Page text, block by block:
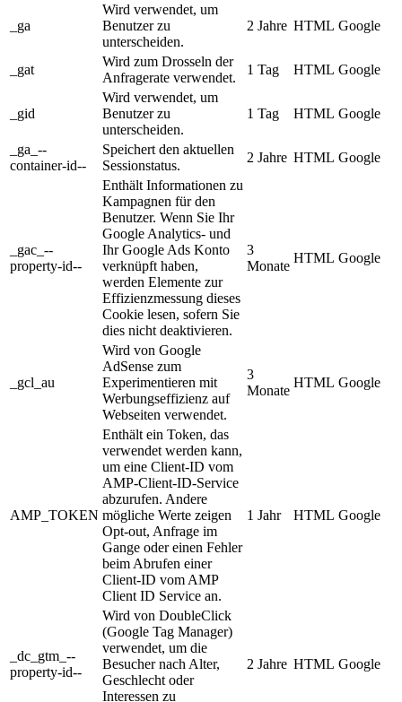
_ga
Wird verwendet, um
Benutzer zu
unterscheiden.
2 Jahre HTML Google
_gat
Wird zum Drosseln der
Anfragerate verwendet.
1 Tag HTML Google
_gid
Wird verwendet, um
Benutzer zu
unterscheiden.
1 Tag HTML Google
_ga_--
container-id--
Speichert den aktuellen
Sessionstatus.
2 Jahre HTML Google
_gac_--
property-id--
Enthält Informationen zu
Kampagnen für den
Benutzer. Wenn Sie Ihr
Google Analytics- und
Ihr Google Ads Konto
verknüpft haben,
werden Elemente zur
Effizienzmessung dieses
Cookie lesen, sofern Sie
dies nicht deaktivieren.
3
Monate
HTML Google
_gcl_au
Wird von Google
AdSense zum
Experimentieren mit
Werbungseffizienz auf
Webseiten verwendet.
3
Monate
HTML Google
AMP_TOKEN
Enthält ein Token, das
verwendet werden kann,
um eine Client-ID vom
AMP-Client-ID-Service
abzurufen. Andere
mögliche Werte zeigen
Opt-out, Anfrage im
Gange oder einen Fehler
beim Abrufen einer
Client-ID vom AMP
Client ID Service an.
1 Jahr HTML Google
_dc_gtm_--
property-id--
Wird von DoubleClick
(Google Tag Manager)
verwendet, um die
Besucher nach Alter,
Geschlecht oder
Interessen zu
2 Jahre HTML Google